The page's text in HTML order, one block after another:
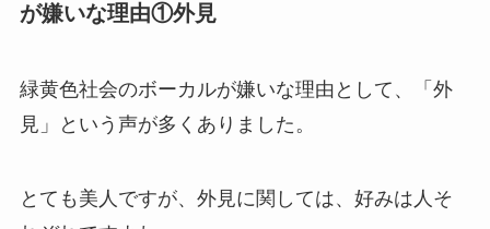
が嫌いな理由①外見
緑黄色社会のボーカルが嫌いな理由として、「外
見」という声が多くありました。
とても美人ですが、外見に関しては、好みは人そ